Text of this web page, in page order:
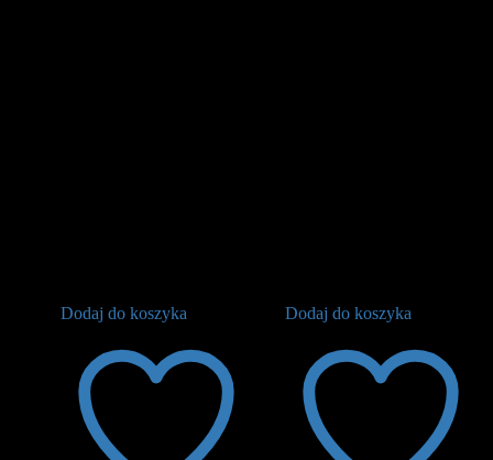
Dodaj do koszyka Dodaj do koszyka